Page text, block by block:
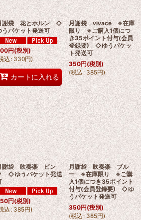
謝袋 花とホルン ◇
うパケット発送可
円(税別)
込: 330円)
カートに入れる
月謝袋 vivace ※在庫
限り ※ご購入1個につ
き35ポイント付与(会員
登録要) ◇ゆうパケッ
ト発送可
350円(税別)
(税込: 385円)
謝袋 吹奏楽 ピン
◇ゆうパケット発送
円(税別)
込: 385円)
月謝袋 吹奏楽 ブル
ー ※在庫限り ※ご購
入1個につき35ポイント
付与(会員登録要) ◇ゆ
うパケット発送可
350円(税別)
(税込: 385円)